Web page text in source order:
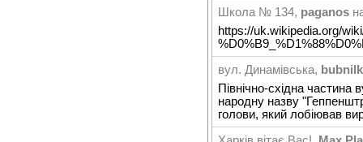
Школа № 134, paganos
https://uk.wikipedia.org/
вул. Динамiвська,
Північно-східна частина
народну назву
голови, який лобіював